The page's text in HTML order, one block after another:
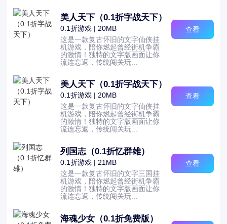
美人天下（0.1折字战天下）
0.1折游戏 | 20MB
这是一款复古怀旧的文字仙侠挂
机游戏，陪你燃起曾经街机争霸
的激情！独特的文字版画面让你
流连忘返，传统闯关玩...
查看
美人天下（0.1折字战天下）
0.1折游戏 | 20MB
这是一款复古怀旧的文字仙侠挂
机游戏，陪你燃起曾经街机争霸
的激情！独特的文字版画面让你
流连忘返，传统闯关玩...
查看
列国志（0.1折忆群雄）
0.1折游戏 | 21MB
这是一款复古怀旧的文字三国挂
机游戏，陪你燃起曾经街机争霸
的激情！独特的文字版画面让你
流连忘返，传统闯关玩...
查看
海魂少女（0.1折免费版）